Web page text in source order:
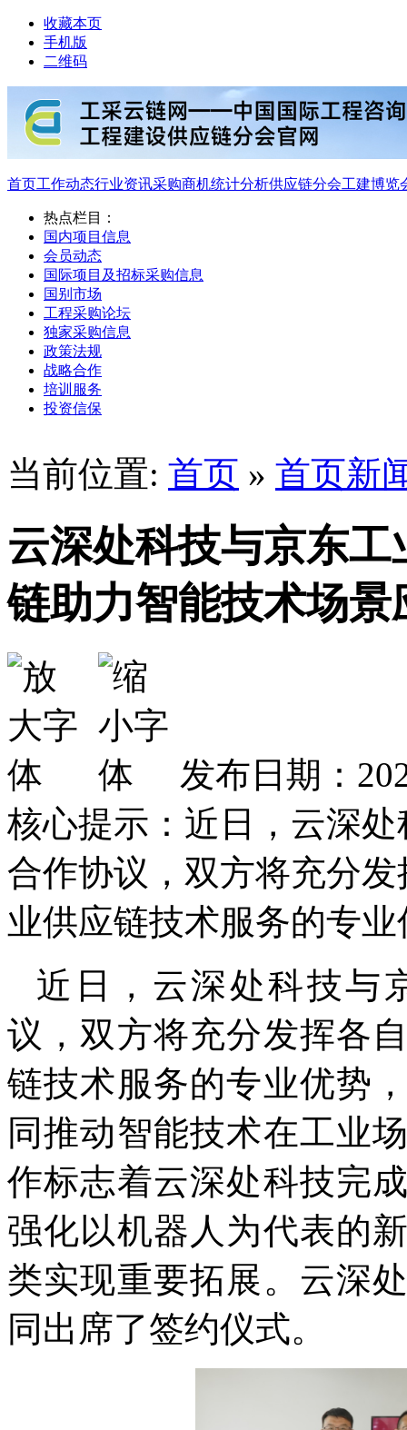
收藏本页
手机版
二维码
首页工作动态行业资讯采购商机统计分析供应链分会工建博览
热点栏目：
国内项目信息
会员动态
国际项目及招标采购信息
国别市场
工程采购论坛
独家采购信息
政策法规
战略合作
培训服务
投资信保
当前位置: 首页 » 首页新
云深处科技与京东
链助力智能技术场景
发布日期：
核心提示：近日，云深
合作协议，双方将充分
业供应链技术服务的专
近日，云深处科技与
议，双方将充分发挥各
链技术服务的专业优势
同推动智能技术在工业
作标志着云深处科技完
强化以机器人为代表的
类实现重要拓展。云深
同出席了签约仪式。